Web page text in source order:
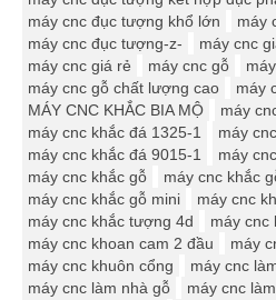
máy cnc đục tượng khổ lớn
máy
máy cnc đục tượng-z-
máy cnc
máy cnc giá rẻ
máy cnc gỗ
máy cnc gỗ chất lượng cao
máy
MÁY CNC KHẮC BIA MỘ
máy
máy cnc khắc đá 1325-1
máy
máy cnc khắc đá 9015-1
máy
máy cnc khắc gỗ
máy cnc khắc
máy cnc khắc gỗ mini
máy cnc
máy cnc khắc tượng 4d
máy cnc
máy cnc khoan cam 2 đầu
máy
máy cnc khuôn cổng
máy cnc
máy cnc làm nhà gỗ
máy cnc